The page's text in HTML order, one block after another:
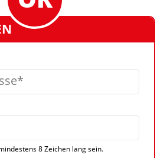
8 Zeichen lang sein.